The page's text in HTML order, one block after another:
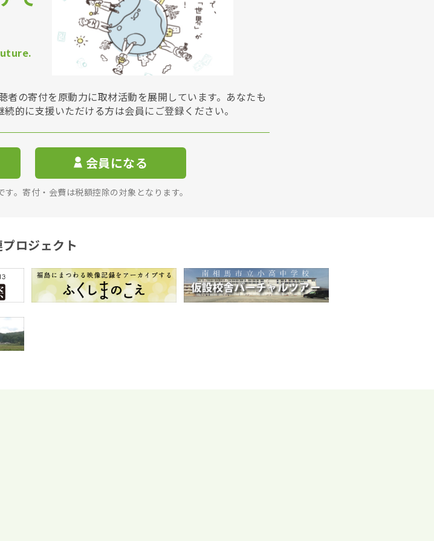
の寄付を原動力に取材活動を展開しています。あなたも
的に支援いただける方は会員にご登録ください。
会員になる
。寄付・会費は税額控除の対象となります。
ロジェクト